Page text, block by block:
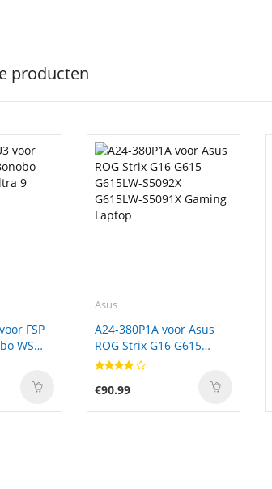
producten
FSP
WS
Asus
A24-380P1A voor Asus
ROG Strix G16 G615
G615LW-S5092X
G615LW-S5091X Gaming
Laptop
€90.99